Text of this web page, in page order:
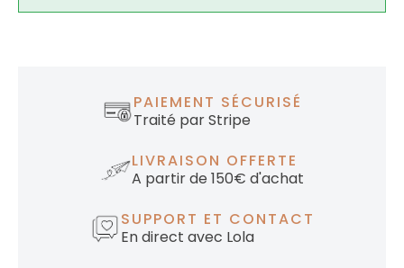
PAIEMENT SÉCURISÉ
Traité par Stripe
LIVRAISON OFFERTE
A partir de 150€ d'achat
SUPPORT ET CONTACT
En direct avec Lola